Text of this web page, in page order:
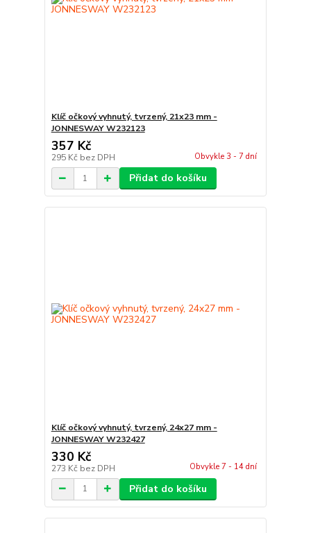
Klíč očkový vyhnutý, tvrzený, 21x23 mm -
JONNESWAY W232123
357 Kč
295 Kč bez DPH Obvykle 3 - 7 dní
Přidat do košíku
Klíč očkový vyhnutý, tvrzený, 24x27 mm -
JONNESWAY W232427
330 Kč
273 Kč bez DPH Obvykle 7 - 14 dní
Přidat do košíku